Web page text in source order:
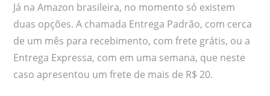
Já na Amazon brasileira, no momento só existem
duas opções. A chamada Entrega Padrão, com cerca
de um mês para recebimento, com frete grátis, ou a
Entrega Expressa, com em uma semana, que neste
caso apresentou um frete de mais de R$ 20.